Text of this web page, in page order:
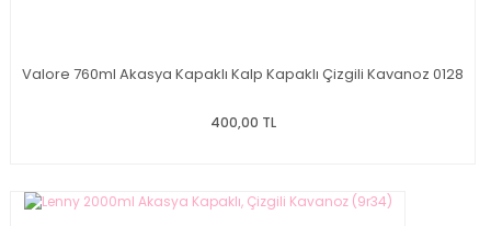
Valore 760ml Akasya Kapaklı Kalp Kapaklı Çizgili Kavanoz 0128
400,00 TL